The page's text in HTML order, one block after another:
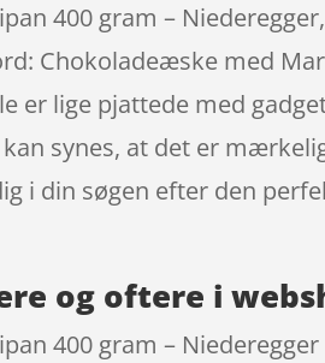
400 gram –
Chokoladeæske med
er lige pjattede med
synes, at det er
i din søgen efter den
og oftere i
400 gram –